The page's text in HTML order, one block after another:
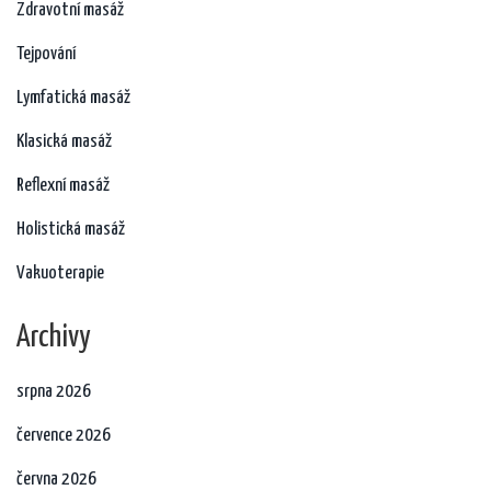
Zdravotní masáž
Tejpování
Lymfatická masáž
Klasická masáž
Reflexní masáž
Holistická masáž
Vakuoterapie
Archivy
srpna 2026
července 2026
června 2026